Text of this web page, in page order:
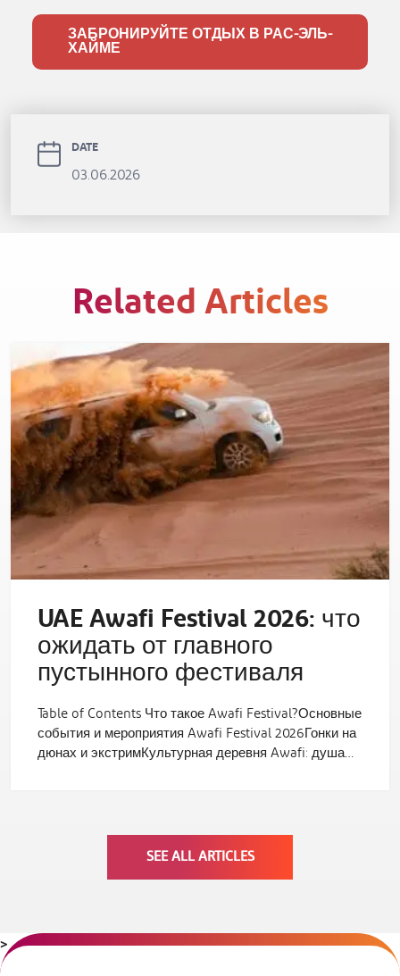
ЗАБРОНИРУЙТЕ ОТДЫХ В РАС-ЭЛЬ-
ХАЙМЕ
DATE
03.06.2026
Related Articles
UAE Awafi Festival 2026: что
ожидать от главного
пустынного фестиваля
Table of Contents Что такое Awafi Festival?Основные
события и мероприятия Awafi Festival 2026Гонки на
дюнах и экстримКультурная деревня Awafi: душа…
SEE ALL ARTICLES
>